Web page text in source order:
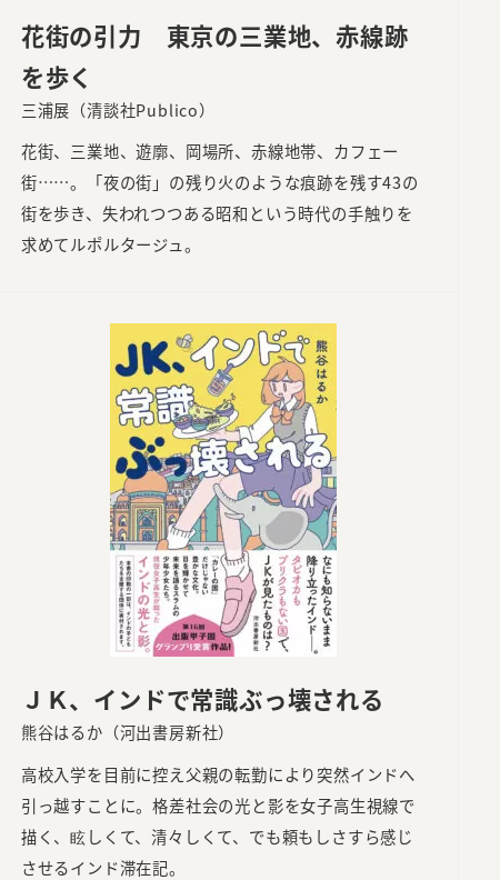
花街の引力 東京の三業地、赤線跡
を歩く
三浦展（清談社Publico）
花街、三業地、遊廓、岡場所、赤線地帯、カフェー
街……。「夜の街」の残り火のような痕跡を残す43の
街を歩き、失われつつある昭和という時代の手触りを
求めてルポルタージュ。
ＪＫ、インドで常識ぶっ壊される
熊谷はるか（河出書房新社）
高校入学を目前に控え父親の転勤により突然インドへ
引っ越すことに。格差社会の光と影を女子高生視線で
描く、眩しくて、清々しくて、でも頼もしさすら感じ
させるインド滞在記。